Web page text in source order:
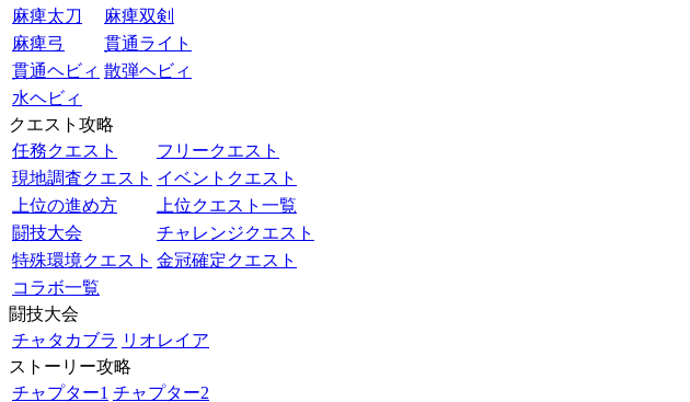
麻痺太刀
麻痺双剣
麻痺弓
貫通ライト
貫通ヘビィ 散弾ヘビィ
水ヘビィ
クエスト攻略
任務クエスト
フリークエスト
現地調査クエスト イベントクエスト
上位の進め方
上位クエスト一覧
闘技大会
チャレンジクエスト
特殊環境クエスト 金冠確定クエスト
コラボ一覧
闘技大会
チャタカブラ リオレイア
ストーリー攻略
チャプター1 チャプター2